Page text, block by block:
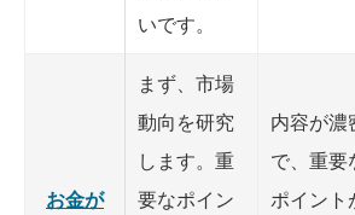
いです。
お金が
まず、市場
動向を研究
します。重
要なポイン
内容が濃
で、重要
ポイント